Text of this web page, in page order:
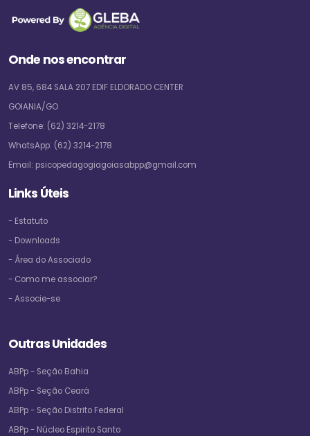
Onde nos encontrar
AV 85, 684 SALA 207 EDIF ELDORADO CENTER
GOIANIA/GO
Telefone: (62) 3214-2178
WhatsApp: (62) 3214-2178
Email: psicopedagogiagoiasabpp@gmail.com
Links Úteis
- Estatuto
- Downloads
- Área do Associado
- Como me associar?
- Associe-se
Outras Unidades
ABPp - Seção Bahia
ABPp - Seção Ceará
ABPp - Seção Distrito Federal
ABPp - Núcleo Espirito Santo